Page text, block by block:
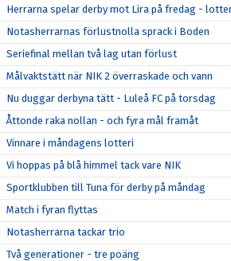
Herrarna spelar derby mot Lira på fredag -
Notasherrarnas förlustnolla sprack i Boden
Seriefinal mellan två lag utan förlust
Målvaktstätt när NIK 2 överraskade och vann
Nu duggar derbyna tätt - Luleå FC på torsdag
Åttonde raka nollan - och fyra mål framåt
Vinnare i måndagens lotteri
Vi hoppas på blå himmel tack vare NIK
Sportklubben till Tuna för derby på måndag
Match i fyran flyttas
Notasherrarna tackar trio
Två generationer - tre poäng